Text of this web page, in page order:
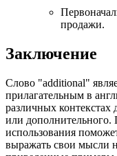
продажи.
Заключение
Слово "additional"
прилагательным в
различных контекстах
или дополнительного.
использования
выражать свои мысли